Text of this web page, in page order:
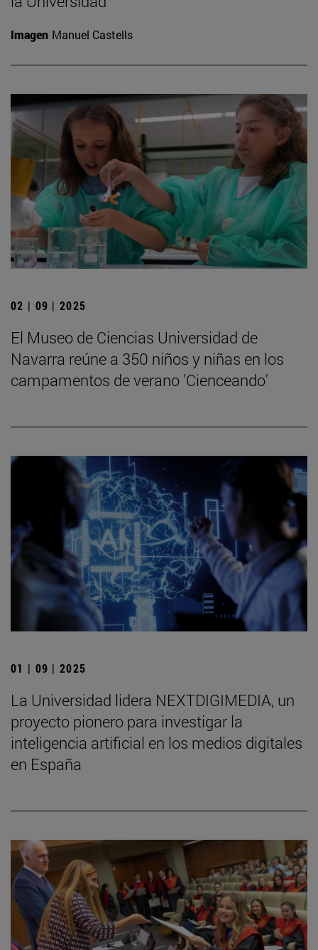
Imagen Manuel Castells
02 | 09 | 2025
El Museo de Ciencias Universidad de
Navarra reúne a 350 niños y niñas en los
campamentos de verano 'Cienceando'
01 | 09 | 2025
La Universidad lidera NEXTDIGIMEDIA, un
proyecto pionero para investigar la
inteligencia artificial en los medios digitales
en España